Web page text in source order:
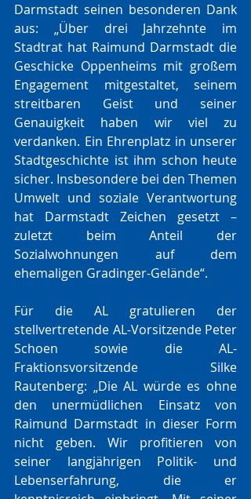
Darmstadt seinen besonderen Dank
aus: „Über drei Jahrzehnte im
Stadtrat hat Raimund Darmstadt die
Geschicke Oppenheims mit großem
Engagement mitgestaltet, seinem
streitbaren Geist und seiner
Genauigkeit haben wir viel zu
verdanken. Ein Ehrenplatz in unserer
Stadtgeschichte ist ihm schon heute
sicher. Insbesondere bei den Themen
Umwelt und soziale Verantwortung
hat Darmstadt Zeichen gesetzt –
zuletzt beim Anteil der
Sozialwohnungen auf dem
ehemaligen Gradinger-Gelände“.
Für die AL gratulieren der
stellvertretende AL-Vorsitzende Peter
Schoen sowie die AL-
Fraktionsvorsitzende Silke
Rautenberg: „Die AL würde es ohne
den unermüdlichen Einsatz von
Raimund Darmstadt in dieser Form
nicht geben. Wir profitieren von
seiner langjährigen Politik- und
Lebenserfahrung, die er